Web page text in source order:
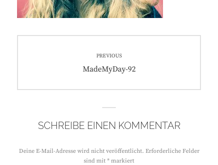
PREVIOUS
Previous
MadeMyDay-92
SCHREIBE EINEN KOMMENTAR
Deine E-Mail-Adresse wird nicht veröffentlicht. Erforderliche Felder
sind mit * markiert